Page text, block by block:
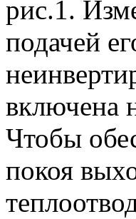
рис.1.
подачей
включена
Чтобы
покоя